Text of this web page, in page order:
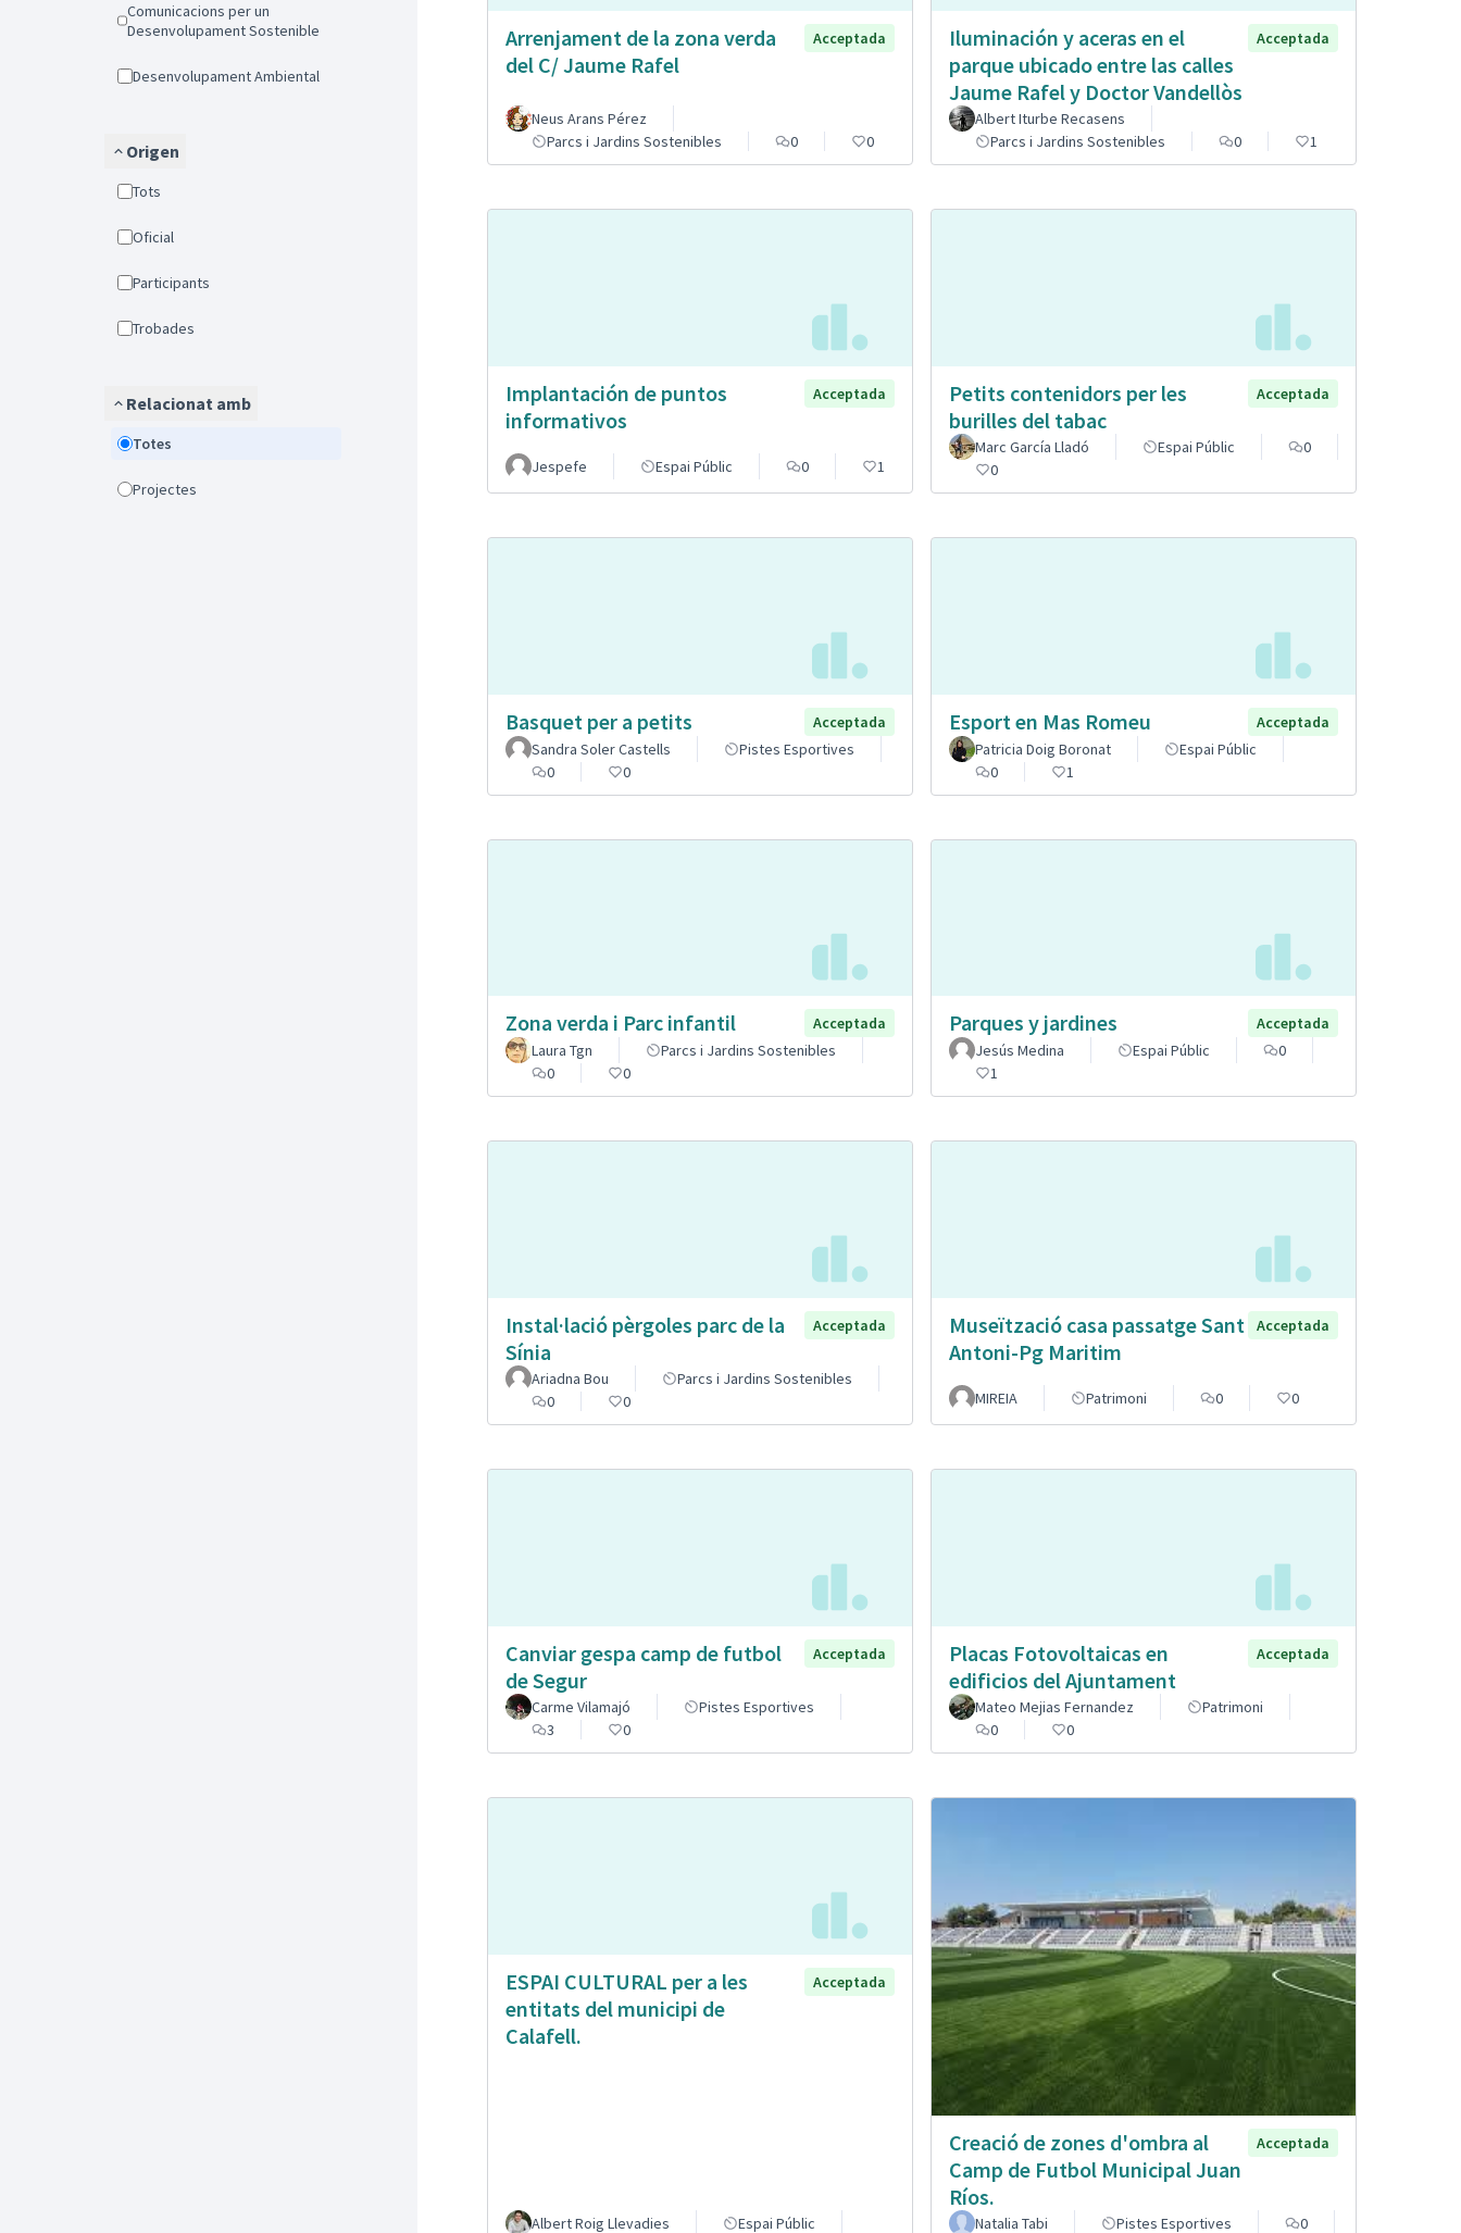
Comunicacions per un
Desenvolupament Sostenible
Desenvolupament Ambiental
Origen
Tots
Oficial
Participants
Trobades
Relacionat amb
Totes
Projectes
Arrenjament de la zona verda
del C/ Jaume Rafel
Acceptada
Neus Arans Pérez
Parcs i Jardins Sostenibles
0 0
Iluminación y aceras en el
parque ubicado entre las calles
Jaume Rafel y Doctor Vandellòs
Acceptada
Albert Iturbe Recasens
Parcs i Jardins Sostenibles
0 1
Implantación de puntos
informativos
Acceptada
Jespefe Espai Públic 0 1
Petits contenidors per les
burilles del tabac
Acceptada
Marc García Lladó Espai Públic
0
0
Basquet per a petits
Acceptada
Sandra Soler Castells
Pistes Esportives
0
0
Esport en Mas Romeu
Acceptada
Patricia Doig Boronat
Espai Públic
0
1
Zona verda i Parc infantil
Acceptada
Laura Tgn
Parcs i Jardins Sostenibles
0
0
Parques y jardines
Acceptada
Jesús Medina
Espai Públic
0
1
Instal·lació pèrgoles parc de la
Sínia
Acceptada
Ariadna Bou
Parcs i Jardins Sostenibles
0
0
Museïtzació casa passatge Sant
Antoni-Pg Maritim
Acceptada
MIREIA Patrimoni 0 0
Canviar gespa camp de futbol
de Segur
Acceptada
Carme Vilamajó
Pistes Esportives
3
0
Placas Fotovoltaicas en
edificios del Ajuntament
Acceptada
Mateo Mejias Fernandez
Patrimoni
0
0
ESPAI CULTURAL per a les
entitats del municipi de
Calafell.
Acceptada
Albert Roig Llevadies Espai Públic
Creació de zones d'ombra al
Camp de Futbol Municipal Juan
Ríos.
Acceptada
Natalia Tabi Pistes Esportives 0